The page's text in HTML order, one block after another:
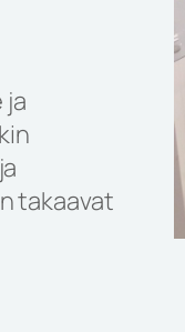
takaavat